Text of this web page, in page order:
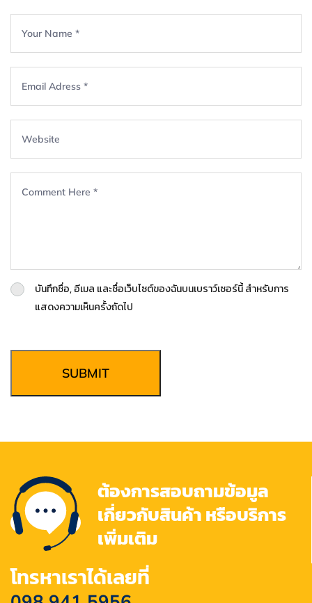
บันทึกชื่อ, อีเมล และชื่อเว็บไซต์ของฉันบนเบราว์เซอร์นี้ สำหรับการ
แสดงความเห็นครั้งถัดไป
SUBMIT
ต้องการสอบถามข้อมูล
เกี่ยวกับสินค้า หรือบริการ
เพิ่มเติม
โทรหาเราได้เลยที่